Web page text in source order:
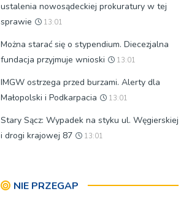
ustalenia nowosądeckiej prokuratury w tej
sprawie
13:01
Można starać się o stypendium. Diecezjalna
fundacja przyjmuje wnioski
13:01
IMGW ostrzega przed burzami. Alerty dla
Małopolski i Podkarpacia
13:01
Stary Sącz: Wypadek na styku ul. Węgierskiej
i drogi krajowej 87
13:01
NIE PRZEGAP